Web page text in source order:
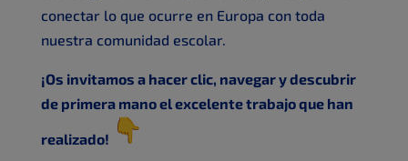
conectar lo que ocurre en Europa con toda
nuestra comunidad escolar.
¡Os invitamos a hacer clic, navegar y descubrir
de primera mano el excelente trabajo que han
realizado!